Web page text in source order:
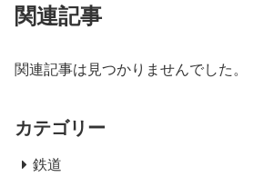
関連記事
関連記事は見つかりませんでした。
カテゴリー
鉄道